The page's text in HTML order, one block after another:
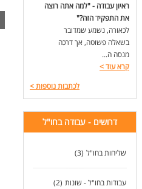
ראיון עבודה - "למה אתה רוצה
את התפקיד הזה?"
לכאורה, נשמע שמדובר
בשאלה פשוטה, אך דרכה
מנסה ה...
קרא עוד>
לכתבות נוספות>
דרושים - עבודה בחו"ל
שליחות בחו"ל (3)
עבודות בחו"ל - שונות (2)